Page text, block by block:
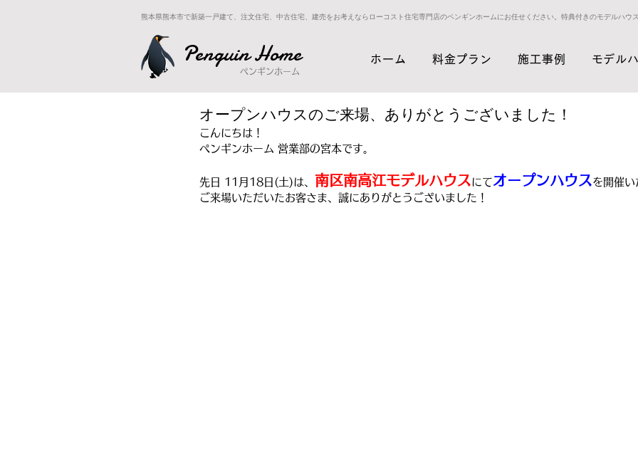
熊本県熊本市で新築一戸建て、注文住宅、中古住宅、建売をお考えならローコスト住宅専門店のペンギンホームにお任せください。特典付きのモデルハウ
Penguin Home
ペンギンホーム
ホーム 料金プラン 施工事例 モデル
オープンハウスのご来場、ありがとうございました！
こんにちは！
ペンギンホーム 営業部の宮本です。
先日 11月18日(土)は、 南区南高江モデルハウスにて オープンハウスを開催い
ご来場いただいたお客さま、誠にありがとうございました！